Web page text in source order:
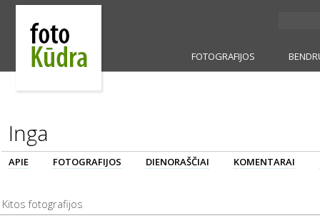
FOTOGRAFIJOS
Inga
APIE FOTOGRAFIJOS DIENORAŠČIAI KOMENTARAI
Kitos fotografijos